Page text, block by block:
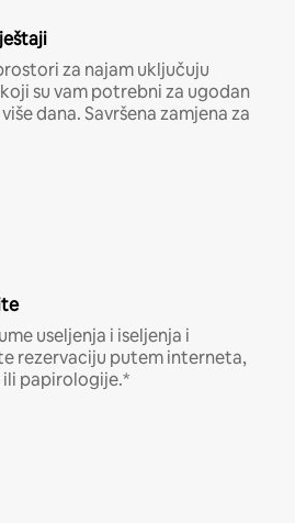
za najam uključuju
su vam potrebni za ugodan
dana. Savršena zamjena za
useljenja i iseljenja i
rezervaciju putem interneta,
papirologije.*